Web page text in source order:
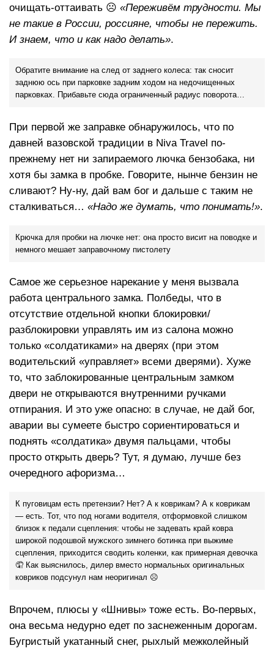
очищать-оттаивать ☹ «Переживём трудности. Мы
не такие в России, россияне, чтобы не пережить.
И знаем, что и как надо делать».
Обратите внимание на след от заднего колеса: так сносит
заднюю ось при парковке задним ходом на недочищенных
парковках. Прибавьте сюда ограниченный радиус поворота…
При первой же заправке обнаружилось, что по
давней вазовской традиции в Niva Travel по-
прежнему нет ни запираемого лючка бензобака, ни
хотя бы замка в пробке. Говорите, нынче бензин не
сливают? Ну-ну, дай вам бог и дальше с таким не
сталкиваться… «Надо же думать, что понимать!».
Крючка для пробки на лючке нет: она просто висит на поводке и
немного мешает заправочному пистолету
Самое же серьезное нарекание у меня вызвала
работа центрального замка. Полбеды, что в
отсутствие отдельной кнопки блокировки/
разблокировки управлять им из салона можно
только «солдатиками» на дверях (при этом
водительский «управляет» всеми дверями). Хуже
то, что заблокированные центральным замком
двери не открываются внутренними ручками
отпирания. И это уже опасно: в случае, не дай бог,
аварии вы сумеете быстро сориентироваться и
поднять «солдатика» двумя пальцами, чтобы
просто открыть дверь? Тут, я думаю, лучше без
очередного афоризма…
К пуговицам есть претензии? Нет? А к коврикам? А к коврикам
— есть. Тот, что под ногами водителя, отформовкой слишком
близок к педали сцепления: чтобы не задевать край ковра
широкой подошвой мужского зимнего ботинка при выжиме
сцепления, приходится сводить коленки, как примерная девочка
🤦 Как выяснилось, дилер вместо нормальных оригинальных
ковриков подсунул нам неоригинал ☹
Впрочем, плюсы у «Шнивы» тоже есть. Во-первых,
она весьма недурно едет по заснеженным дорогам.
Бугристый укатанный снег, рыхлый межколейный